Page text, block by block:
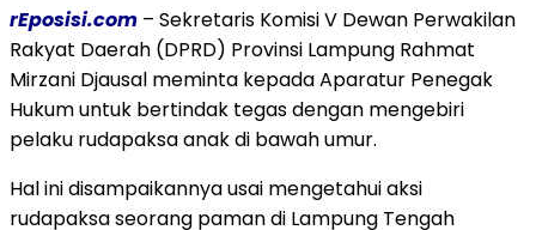
rEposisi.com – Sekretaris Komisi V Dewan Perwakilan
Rakyat Daerah (DPRD) Provinsi Lampung Rahmat
Mirzani Djausal meminta kepada Aparatur Penegak
Hukum untuk bertindak tegas dengan mengebiri
pelaku rudapaksa anak di bawah umur.
Hal ini disampaikannya usai mengetahui aksi
rudapaksa seorang paman di Lampung Tengah